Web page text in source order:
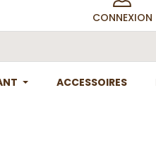
CONNEXION
ACCESSOIRES